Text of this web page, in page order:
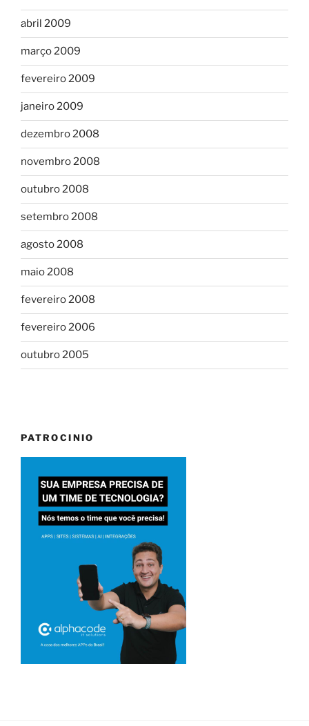
abril 2009
março 2009
fevereiro 2009
janeiro 2009
dezembro 2008
novembro 2008
outubro 2008
setembro 2008
agosto 2008
maio 2008
fevereiro 2008
fevereiro 2006
outubro 2005
PATROCINIO